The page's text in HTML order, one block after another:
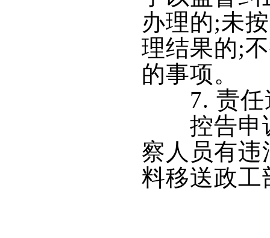
办理的;未
理结果的;
的事项。
7. 责任
控告申诉
察人员有
料移送政工